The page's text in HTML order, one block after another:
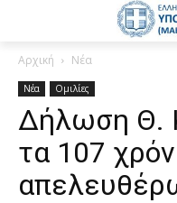
Αρχική Νέα
Νέα Ομιλίες
Δήλωση Θ.
τα 107